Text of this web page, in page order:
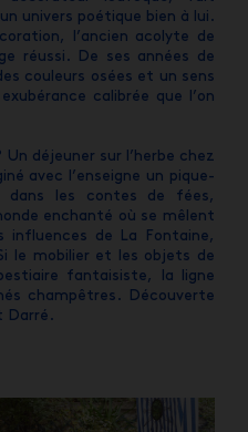
univers poétique bien à lui.
l’ancien acolyte de
réussi. De ses années de
couleurs osées et un sens
calibrée que l’on
déjeuner sur l’herbe chez
avec l’enseigne un pique-
dans les contes de fées,
enchanté où se mêlent
influences de La Fontaine,
le mobilier et les objets de
fantaisiste, la ligne
champêtres. Découverte
Darré.